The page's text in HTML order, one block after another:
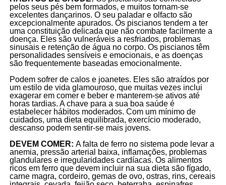
pelos seus pés bem formados, e muitos tornam-se
excelentes dançarinos. O seu paladar e olfacto são
excepcionalmente apurados. Os piscianos tendem a ter
uma constituição delicada que não combate facilmente a
doença. Eles são vulneráveis a resfriados, problemas
sinusais e retenção de água no corpo. Os piscianos têm
personalidades sensíveis e emocionais, e as doenças
são frequentemente baseadas emocionalmente.
Podem sofrer de calos e joanetes. Eles são atraídos por
um estilo de vida glamouroso, que muitas vezes inclui
exagerar em comer e beber e manterem-se ativos até
horas tardias. A chave para a sua boa saúde é
estabelecer hábitos moderados. Com um mínimo de
cuidados, uma dieta equilibrada, exercício moderado,
descanso podem sentir-se mais jovens.
DEVEM COMER: A falta de ferro no sistema pode levar a
anemia, pressão arterial baixa, inflamações, problemas
glandulares e irregularidades cardíacas. Os alimentos
ricos em ferro que devem incluir na sua dieta são fígado,
carne magra, cordeiro, gemas de ovo, ostras, rins, cereais